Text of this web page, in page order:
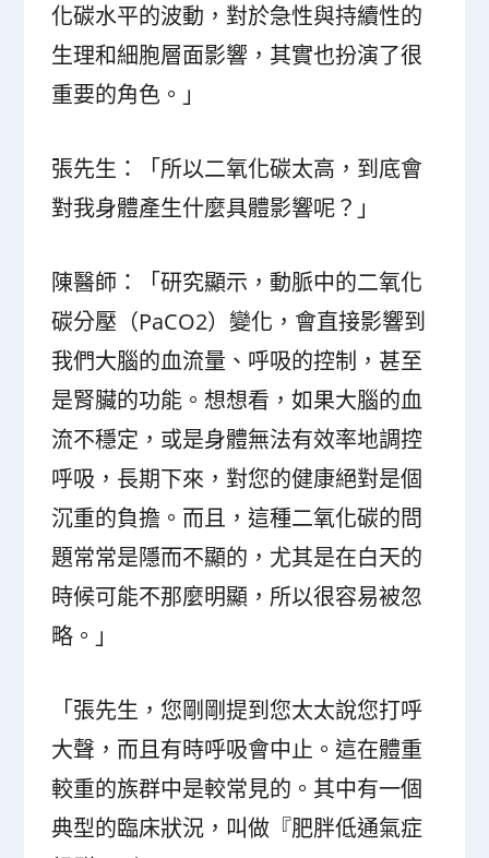
化碳水平的波動，對於急性與持續性的
生理和細胞層面影響，其實也扮演了很
重要的角色。」
張先生：「所以二氧化碳太高，到底會
對我身體產生什麼具體影響呢？」
陳醫師：「研究顯示，動脈中的二氧化
碳分壓（PaCO2）變化，會直接影響到
我們大腦的血流量、呼吸的控制，甚至
是腎臟的功能。想想看，如果大腦的血
流不穩定，或是身體無法有效率地調控
呼吸，長期下來，對您的健康絕對是個
沉重的負擔。而且，這種二氧化碳的問
題常常是隱而不顯的，尤其是在白天的
時候可能不那麼明顯，所以很容易被忽
略。」
「張先生，您剛剛提到您太太說您打呼
大聲，而且有時呼吸會中止。這在體重
較重的族群中是較常見的。其中有一個
典型的臨床狀況，叫做『肥胖低通氣症